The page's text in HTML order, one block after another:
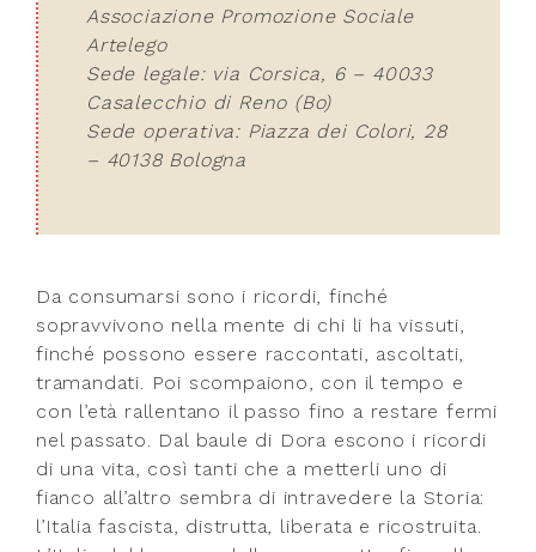
Associazione Promozione Sociale
Artelego
Sede legale: via Corsica, 6 – 40033
Casalecchio di Reno (Bo)
Sede operativa: Piazza dei Colori, 28
– 40138 Bologna
Da consumarsi sono i ricordi, finché
sopravvivono nella mente di chi li ha vissuti,
finché possono essere raccontati, ascoltati,
tramandati. Poi scompaiono, con il tempo e
con l’età rallentano il passo fino a restare fermi
nel passato. Dal baule di Dora escono i ricordi
di una vita, così tanti che a metterli uno di
fianco all’altro sembra di intravedere la Storia:
l’Italia fascista, distrutta, liberata e ricostruita.